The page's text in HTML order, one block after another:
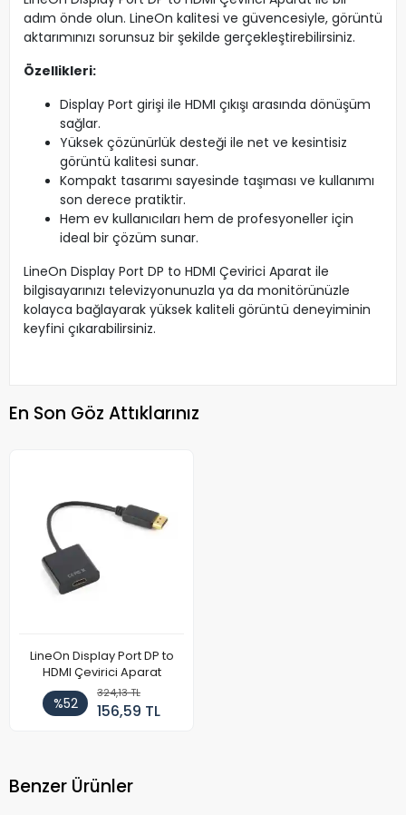
adım önde olun. LineOn kalitesi ve güvencesiyle, görüntü
aktarımınızı sorunsuz bir şekilde gerçekleştirebilirsiniz.
Özellikleri:
Display Port girişi ile HDMI çıkışı arasında dönüşüm
sağlar.
Yüksek çözünürlük desteği ile net ve kesintisiz
görüntü kalitesi sunar.
Kompakt tasarımı sayesinde taşıması ve kullanımı
son derece pratiktir.
Hem ev kullanıcıları hem de profesyoneller için
ideal bir çözüm sunar.
LineOn Display Port DP to HDMI Çevirici Aparat ile
bilgisayarınızı televizyonunuzla ya da monitörünüzle
kolayca bağlayarak yüksek kaliteli görüntü deneyiminin
keyfini çıkarabilirsiniz.
En Son Göz Attıklarınız
LineOn Display Port DP to
HDMI Çevirici Aparat
%52
324,13 TL
156,59 TL
Benzer Ürünler